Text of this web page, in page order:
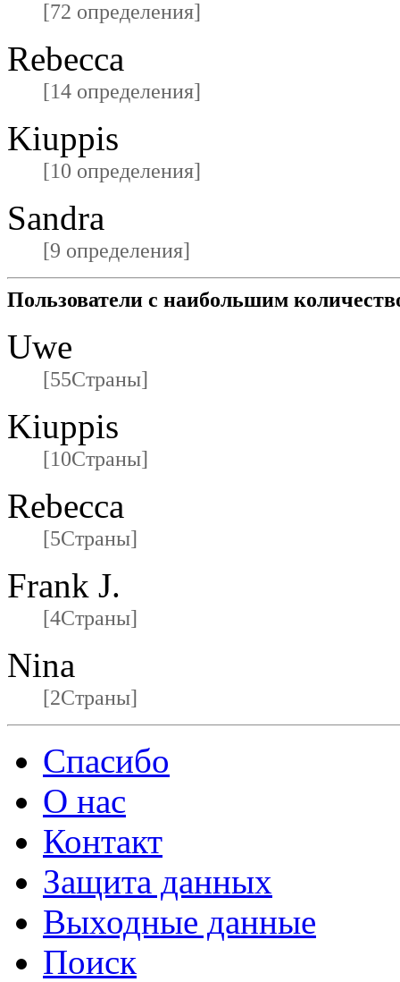
[72 определения]
Rebecca
[14 определения]
Kiuppis
[10 определения]
Sandra
[9 определения]
Пользователи с наибольшим
Uwe
[55Страны]
Kiuppis
[10Страны]
Rebecca
[5Страны]
Frank J.
[4Страны]
Nina
[2Страны]
Спасибо
О нас
Контакт
Защита данных
Выходные данные
Поиск